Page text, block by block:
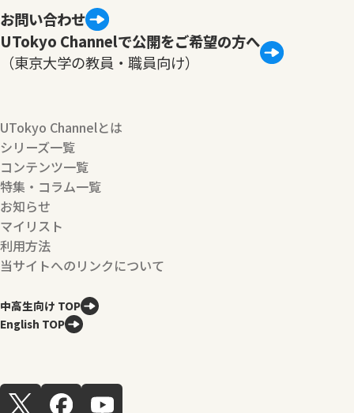
お問い合わせ
UTokyo Channelで公開をご希望の方へ
（東京大学の教員・職員向け）
UTokyo Channelとは
シリーズ一覧
コンテンツ一覧
特集・コラム一覧
お知らせ
マイリスト
利用方法
当サイトへのリンクについて
中高生向け TOP
English TOP